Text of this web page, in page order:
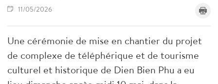
11/05/2026
Une cérémonie de mise en chantier du projet
de complexe de téléphérique et de tourisme
culturel et historique de Dien Bien Phu a eu